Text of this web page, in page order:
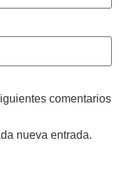
comentarios
nueva entrada.